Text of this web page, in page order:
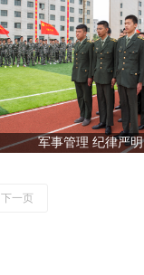
军事管理 纪律严明
下一页